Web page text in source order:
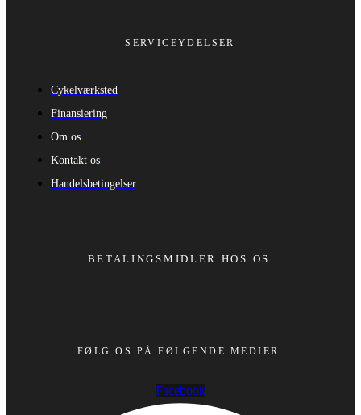
SERVICEYDELSER
Cykelværksted
Finansiering
Om os
Kontakt os
Handelsbetingelser
BETALINGSMIDLER HOS OS:
FØLG OS PÅ FØLGENDE MEDIER:
Facebook